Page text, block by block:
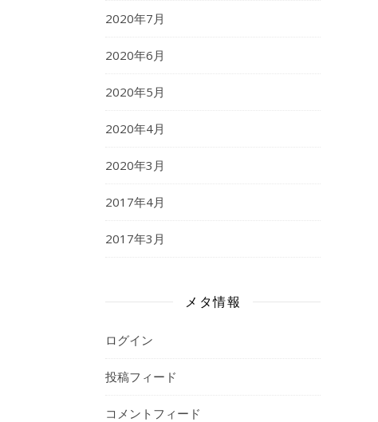
2020年7月
2020年6月
2020年5月
2020年4月
2020年3月
2017年4月
2017年3月
メタ情報
ログイン
投稿フィード
コメントフィード